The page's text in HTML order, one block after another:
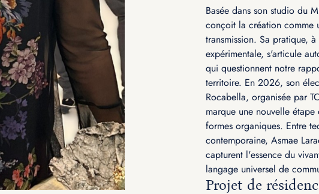
Basée dans son studio du
conçoit la création comme
transmission. Sa pratique,
expérimentale, s'articule
qui questionnent notre
territoire. En 2026, son
Rocabella, organisée par
marque une nouvelle
formes organiques. Entre
contemporaine, Asmae
capturent l'essence du
langage universel de
Projet de